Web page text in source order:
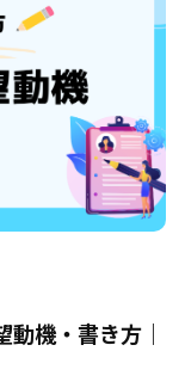
動機・書き方｜